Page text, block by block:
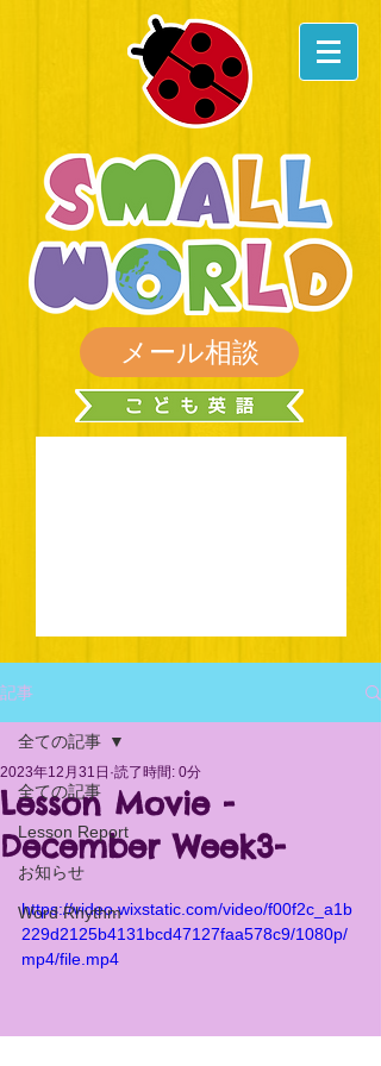
メール相談
記事
全ての記事
Lesson Report
お知らせ
Word Rhythm
全ての記事
Lesson Movie -
December Week3-
2023年12月31日 読了時間: 0分
https://video.wixstatic.com/video/f00f2c_a1b
229d2125b4131bcd47127faa578c9/1080p/
mp4/file.mp4